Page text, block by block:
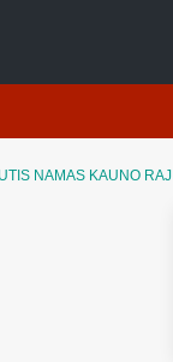
NAMAS KAUNO RAJ